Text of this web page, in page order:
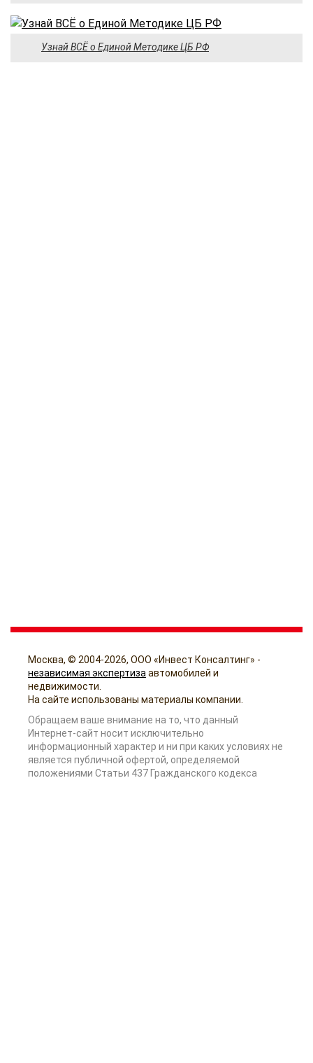
Узнай ВСЁ о Единой Методике ЦБ РФ
Москва, © 2004-2026, ООО «Инвест Консалтинг» -
независимая экспертиза автомобилей и
недвижимости.
На сайте использованы материалы компании.
Обращаем ваше внимание на то, что данный
Интернет-сайт носит исключительно
информационный характер и ни при каких условиях не
является публичной офертой, определяемой
положениями Статьи 437 Гражданского кодекса